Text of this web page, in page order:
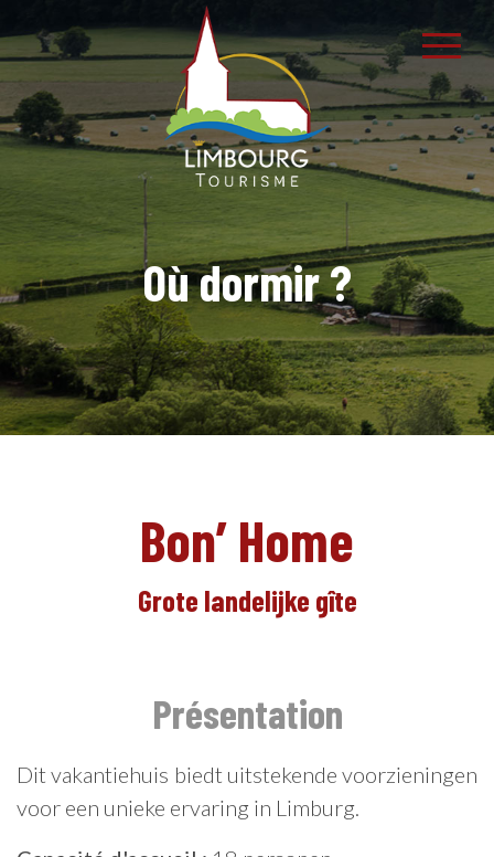
Où dormir ?
Bon’ Home
Grote landelijke gîte
Présentation
Dit vakantiehuis biedt uitstekende voorzieningen
voor een unieke ervaring in Limburg.